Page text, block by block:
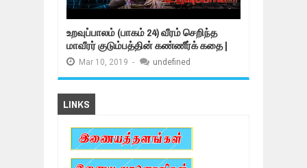
உறவுப்பாலம் (பாகம் 24) வீரம் செறிந்த
மாவீரர் குடும்பத்தின் கண்ணீர்க் கதை |
Mar 10, 2019 - undefined
LINKS